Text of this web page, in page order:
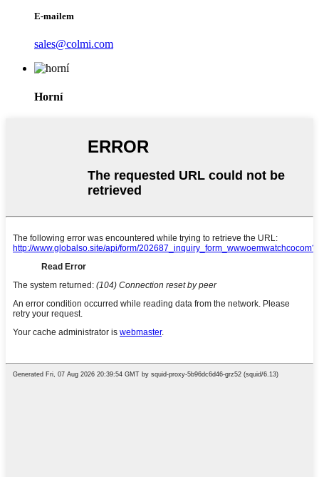
E-mailem
sales@colmi.com
Horní